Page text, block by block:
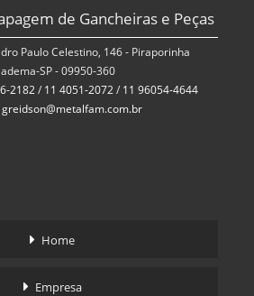
de Gancheiras e Peças
Paulo Celestino, 146 - Piraporinha
SP - 09950-360
2182/ 11 4051-2072/ 11 96054-4644
greidson@metalfam.com.br
Home
Empresa